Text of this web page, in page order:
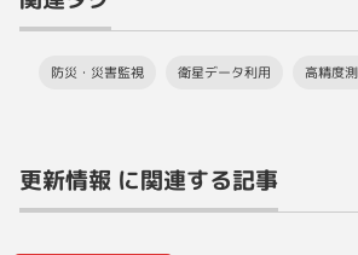
防災・災害監視 衛星データ利用 高精度
更新情報 に関連する記事